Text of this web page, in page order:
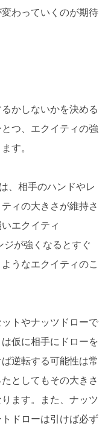
わっていくのが期待
かしないかを決める
つ、エクイティの強
す。
、相手のハンドやレ
ィの大きさが維持さ
エクイティ
が強くなるとすぐ
うなエクイティのこ
トやナッツドローで
仮に相手にドローを
逆転する可能性は常
としてもその大きさ
ます。また、ナッツ
ドローは引けば必ず